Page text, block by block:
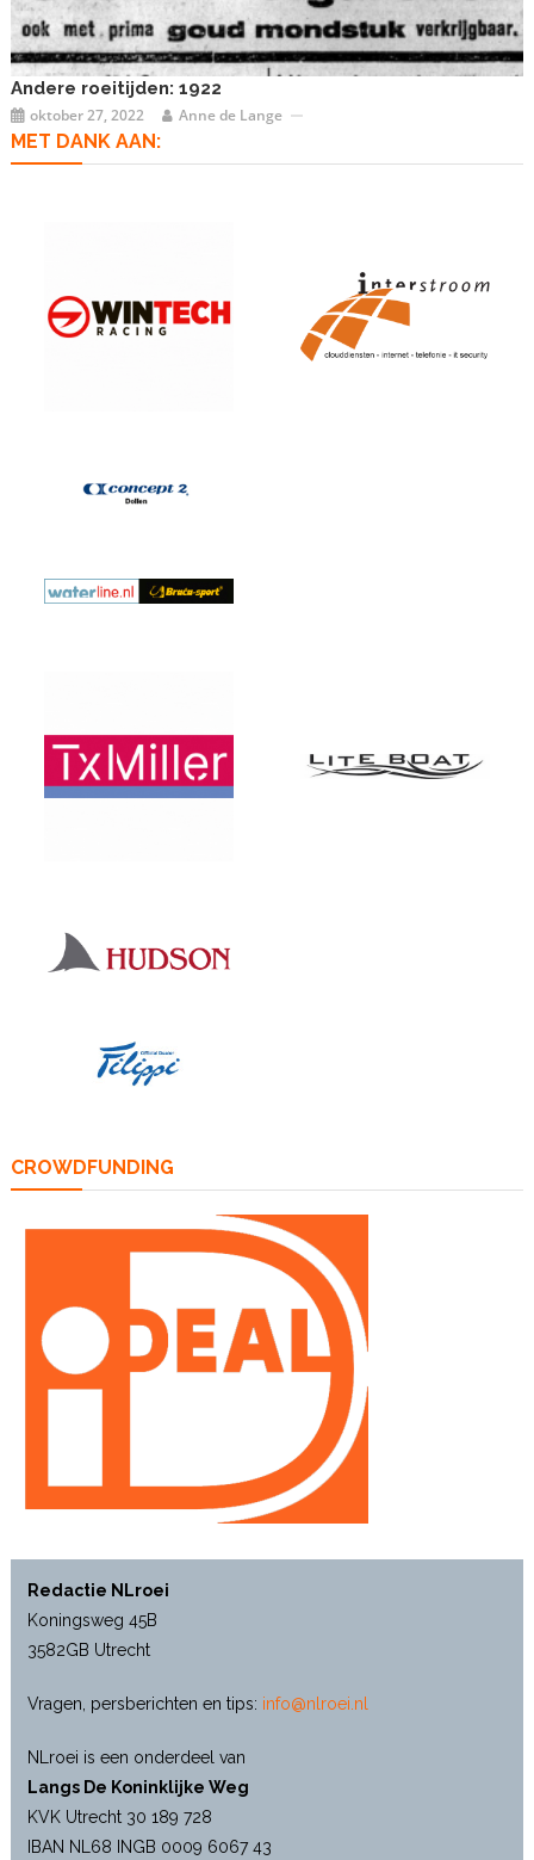
Andere roeitijden: 1922
oktober 27, 2022 Anne de Lange
MET DANK AAN:
CROWDFUNDING
Redactie NLroei
Koningsweg 45B
3582GB Utrecht
Vragen, persberichten en tips: info@nlroei.nl
NLroei is een onderdeel van
Langs De Koninklijke Weg
KVK Utrecht 30 189 728
IBAN NL68 INGB 0009 6067 43